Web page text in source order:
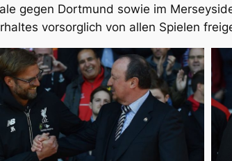
gegen Dortmund sowie im
vorsorglich von allen Spielen